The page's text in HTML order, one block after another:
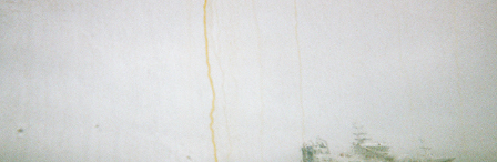
Les nuits oubliées